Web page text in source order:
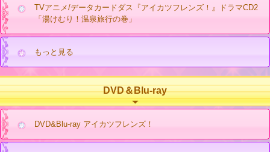
TVアニメ/データカードダス『アイカツフレンズ！』ドラマCD2
「湯けむり！温泉旅行の巻」
もっと見る
DVD＆Blu-ray
DVD&Blu-ray アイカツフレンズ！